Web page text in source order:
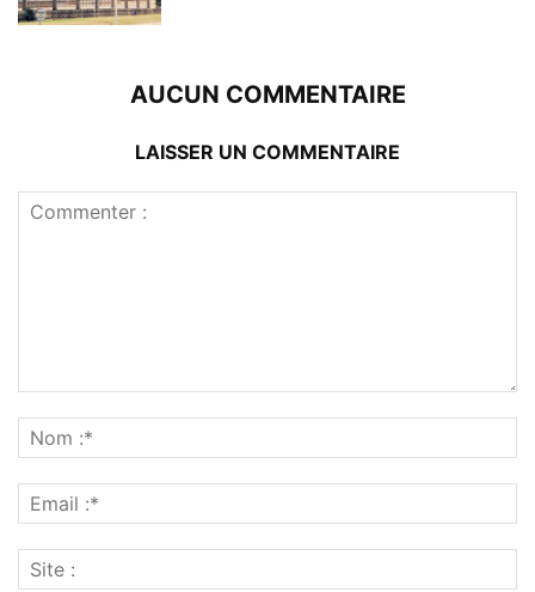
AUCUN COMMENTAIRE
LAISSER UN COMMENTAIRE